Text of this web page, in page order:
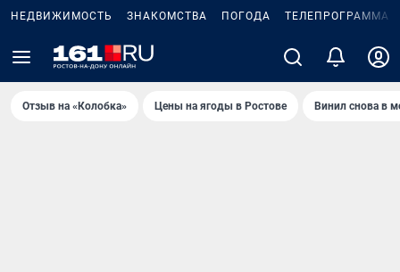
НЕДВИЖИМОСТЬ ЗНАКОМСТВА ПОГОДА ТЕЛЕПРОГРАММА
Отзыв на «Колобка» Цены на ягоды в Ростове Винил снова в